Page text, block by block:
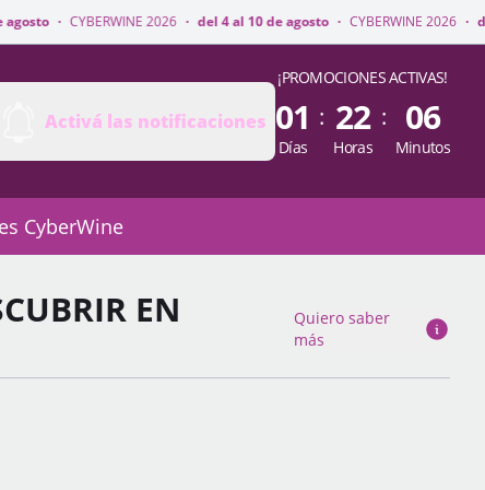
2026 · del 4 al 10 de agosto · CYBERWINE 2026 · del 4 al 10 de
Activá las notificaciones
¡PROMOCIONES ACTIVAS!
01
Días
: 22
Horas
: 06
Minutos
CyberWine
EN
Quiero saber
más